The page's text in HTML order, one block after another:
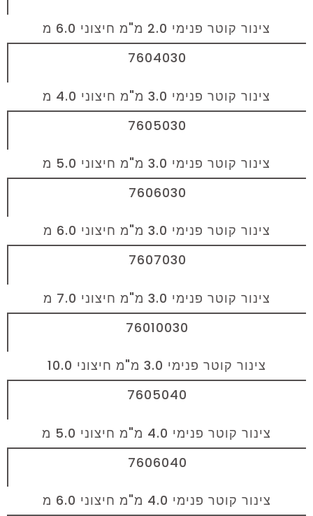
צינור קוטר פנימי 2.0 מ"מ חיצוני 6.0 מ
7604030
צינור קוטר פנימי 3.0 מ"מ חיצוני 4.0 מ
7605030
צינור קוטר פנימי 3.0 מ"מ חיצוני 5.0 מ
7606030
צינור קוטר פנימי 3.0 מ"מ חיצוני 6.0 מ
7607030
צינור קוטר פנימי 3.0 מ"מ חיצוני 7.0 מ
76010030
צינור קוטר פנימי 3.0 מ"מ חיצוני 10.0
7605040
צינור קוטר פנימי 4.0 מ"מ חיצוני 5.0 מ
7606040
צינור קוטר פנימי 4.0 מ"מ חיצוני 6.0 מ